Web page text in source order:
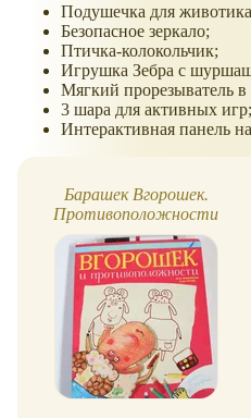
Подушечка для
Безопасное зеркало;
Птичка-колокольчик;
Игрушка Зебра с
Мягкий прорезыватель
3 шара для активных игр;
Интерактивная панель
Барашек Вгорошек.
Противоположности